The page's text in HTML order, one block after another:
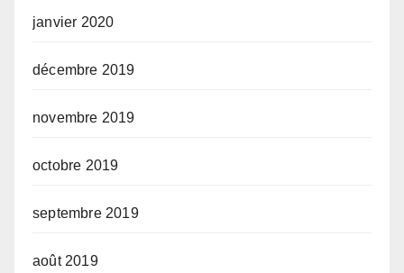
janvier 2020
décembre 2019
novembre 2019
octobre 2019
septembre 2019
août 2019